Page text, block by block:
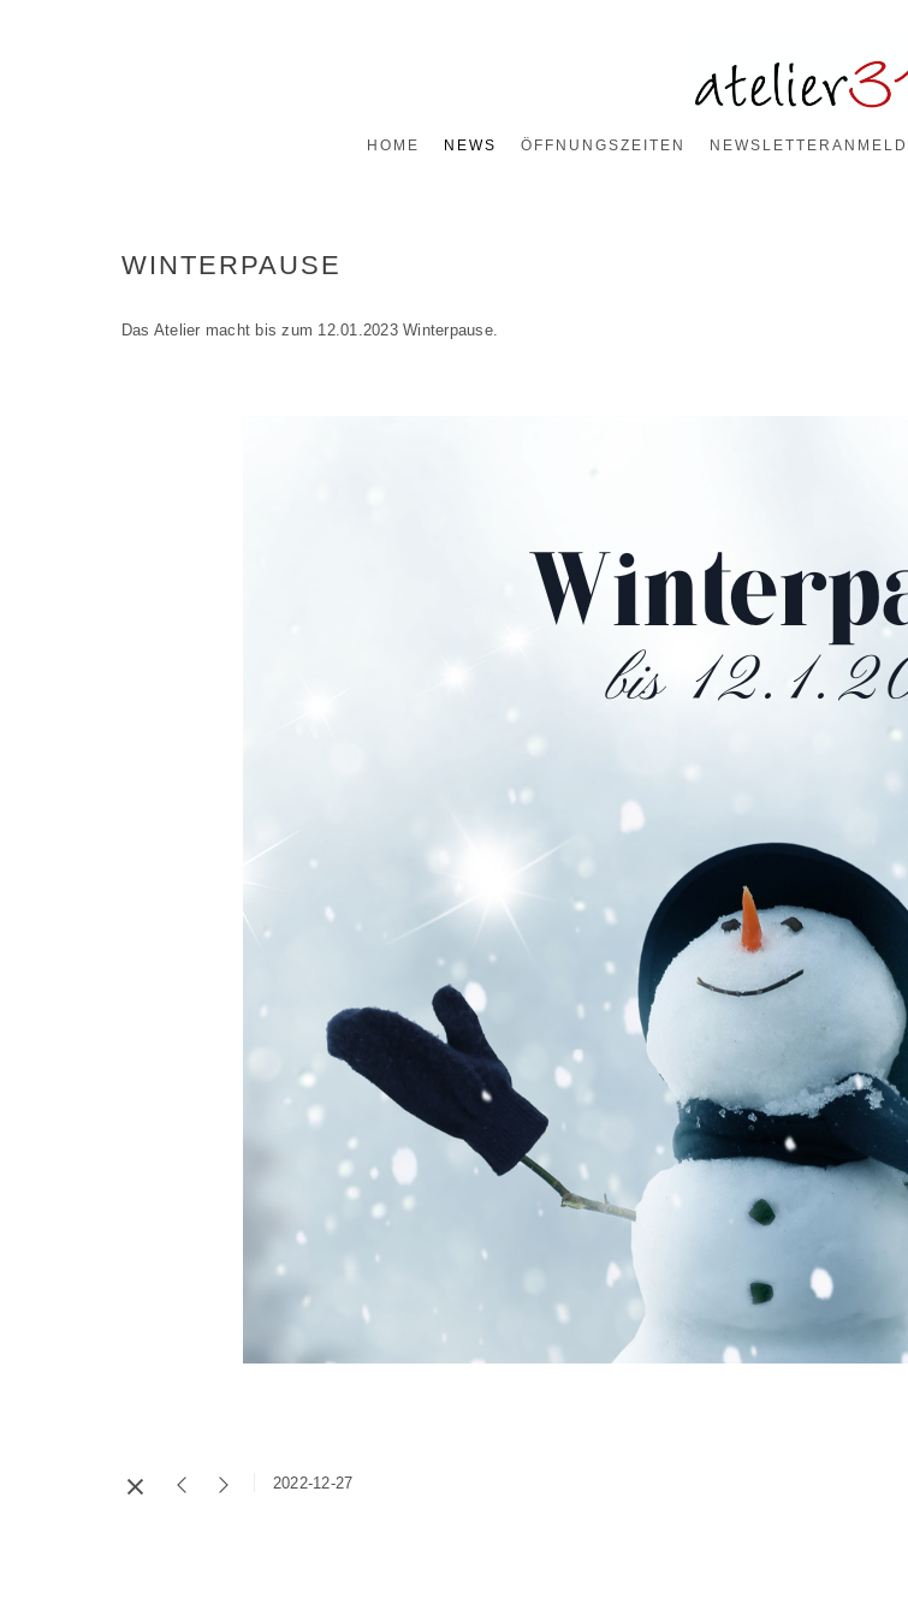
HOME NEWS ÖFFNUNGSZEITEN
WINTERPAUSE
Das Atelier macht bis zum 12.01.2023 Winterpause.
2022-12-27